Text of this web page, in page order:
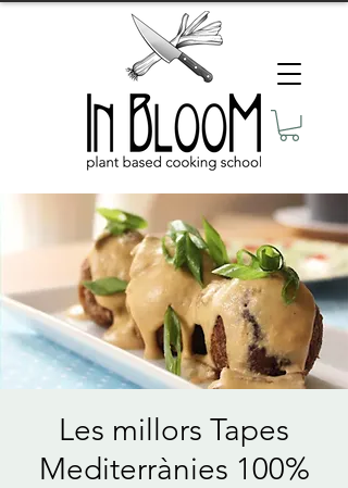
Les millors Tapes
Mediterrànies 100%